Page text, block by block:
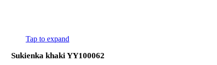
Tap to expand
Sukienka khaki YY100062